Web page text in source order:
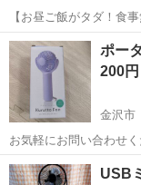
【お昼ご飯がタダ！食
レーターや検査作業！
赴任旅費会社負担★嬉
通勤OK！無料駐車場完
長野 茅野市 茅
ポー
200円
金沢市
お気軽にお問い合わせ
石川 金沢市
USB